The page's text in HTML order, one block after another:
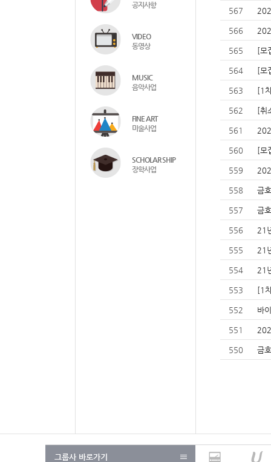
공지사항
VIDEO
동영상
MUSIC
음악사업
FINE ART
미술사업
SCHOLAR SHIP
장학사업
567
566
565 [모
564 [모
563 [1
562 [취
561
560 [모
559
558 금
557 금
556 21
555 21
554 21
553 [1
552 바
551
550 금
그룹사 바로가기